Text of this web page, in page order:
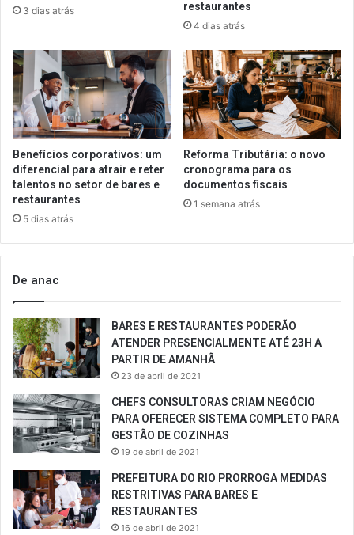
3 dias atrás restaurantes
4 dias atrás
Benefícios corporativos: um
diferencial para atrair e reter
talentos no setor de bares e
restaurantes
5 dias atrás
Reforma Tributária: o novo
cronograma para os
documentos fiscais
1 semana atrás
De anac
BARES E RESTAURANTES PODERÃO
ATENDER PRESENCIALMENTE ATÉ 23H A
PARTIR DE AMANHÃ
23 de abril de 2021
CHEFS CONSULTORAS CRIAM NEGÓCIO
PARA OFERECER SISTEMA COMPLETO PARA
GESTÃO DE COZINHAS
19 de abril de 2021
PREFEITURA DO RIO PRORROGA MEDIDAS
RESTRITIVAS PARA BARES E
RESTAURANTES
16 de abril de 2021